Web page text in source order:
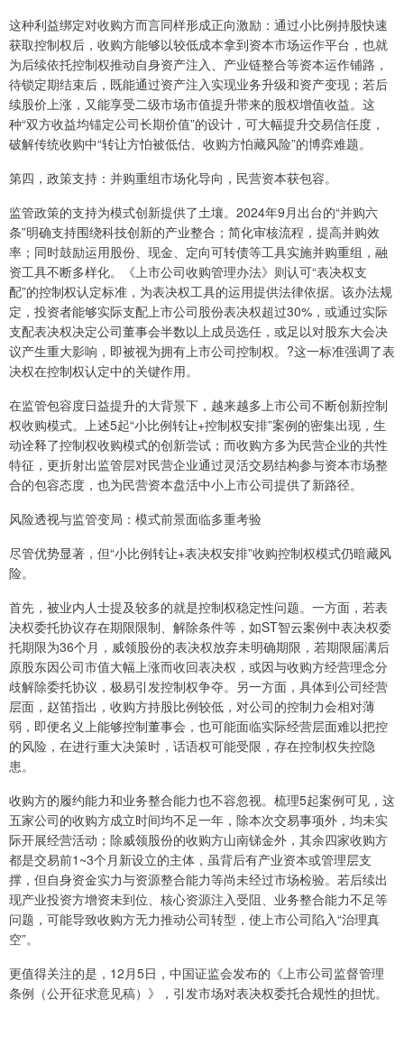
这种利益绑定对收购方而言同样形成正向激励：通过小比例持股快速
获取控制权后，收购方能够以较低成本拿到资本市场运作平台，也就
为后续依托控制权推动自身资产注入、产业链整合等资本运作铺路，
待锁定期结束后，既能通过资产注入实现业务升级和资产变现；若后
续股价上涨，又能享受二级市场市值提升带来的股权增值收益。这
种“双方收益均锚定公司长期价值”的设计，可大幅提升交易信任度，
破解传统收购中“转让方怕被低估、收购方怕藏风险”的博弈难题。
第四，政策支持：并购重组市场化导向，民营资本获包容。
监管政策的支持为模式创新提供了土壤。2024年9月出台的“并购六
条”明确支持围绕科技创新的产业整合；简化审核流程，提高并购效
率；同时鼓励运用股份、现金、定向可转债等工具实施并购重组，融
资工具不断多样化。《上市公司收购管理办法》则认可“表决权支
配”的控制权认定标准，为表决权工具的运用提供法律依据。该办法规
定，投资者能够实际支配上市公司股份表决权超过30%，或通过实际
支配表决权决定公司董事会半数以上成员选任，或足以对股东大会决
议产生重大影响，即被视为拥有上市公司控制权。?这一标准强调了表
决权在控制权认定中的关键作用。
在监管包容度日益提升的大背景下，越来越多上市公司不断创新控制
权收购模式。上述5起“小比例转让+控制权安排”案例的密集出现，生
动诠释了控制权收购模式的创新尝试；而收购方多为民营企业的共性
特征，更折射出监管层对民营企业通过灵活交易结构参与资本市场整
合的包容态度，也为民营资本盘活中小上市公司提供了新路径。
风险透视与监管变局：模式前景面临多重考验
尽管优势显著，但“小比例转让+表决权安排”收购控制权模式仍暗藏风
险。
首先，被业内人士提及较多的就是控制权稳定性问题。一方面，若表
决权委托协议存在期限限制、解除条件等，如ST智云案例中表决权委
托期限为36个月，威领股份的表决权放弃未明确期限，若期限届满后
原股东因公司市值大幅上涨而收回表决权，或因与收购方经营理念分
歧解除委托协议，极易引发控制权争夺。另一方面，具体到公司经营
层面，赵笛指出，收购方持股比例较低，对公司的控制力会相对薄
弱，即便名义上能够控制董事会，也可能面临实际经营层面难以把控
的风险，在进行重大决策时，话语权可能受限，存在控制权失控隐
患。
收购方的履约能力和业务整合能力也不容忽视。梳理5起案例可见，这
五家公司的收购方成立时间均不足一年，除本次交易事项外，均未实
际开展经营活动；除威领股份的收购方山南锑金外，其余四家收购方
都是交易前1~3个月新设立的主体，虽背后有产业资本或管理层支
撑，但自身资金实力与资源整合能力等尚未经过市场检验。若后续出
现产业投资方增资未到位、核心资源注入受阻、业务整合能力不足等
问题，可能导致收购方无力推动公司转型，使上市公司陷入“治理真
空”。
更值得关注的是，12月5日，中国证监会发布的《上市公司监督管理
条例（公开征求意见稿）》，引发市场对表决权委托合规性的担忧。